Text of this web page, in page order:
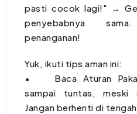
pasti cocok lagi!" →
penyebabnya
penanganan!
Yuk, ikuti tips aman ini:
• Baca Aturan
sampai tuntas, meski
Jangan berhenti di